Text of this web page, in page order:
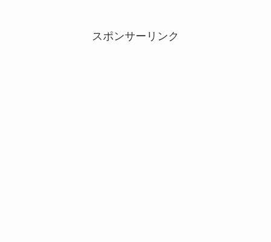
スポンサーリンク